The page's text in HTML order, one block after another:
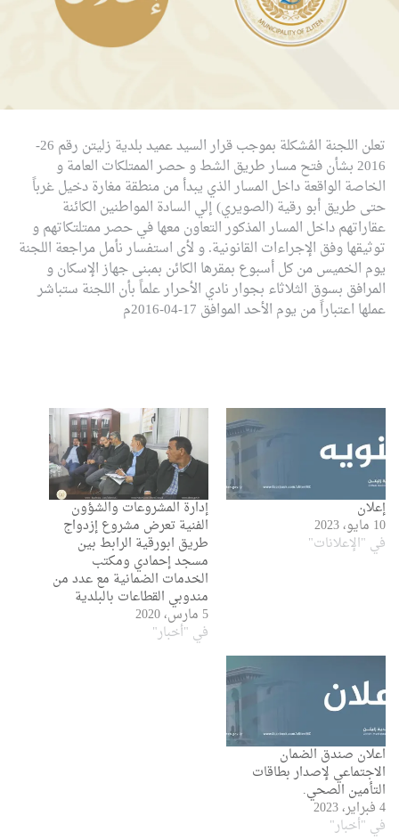
تعلن اللجنة المُشكلة بموجب قرار السيد عميد بلدية زليتن رقم 26-
2016 بشأن فتح مسار طريق الشط و حصر الممتلكات العامة و
الخاصة الواقعة داخل المسار الذي يبدأ من منطقة مغارة دخيل غرباً
حتى طريق أبو رقية (الصويري) إلي السادة المواطنين الكائنة
عقاراتهم داخل المسار المذكور التعاون معها في حصر ممتلتكاتهم و
توثيقها وفق الإجراءات القانونية.و لأى استفسار نأمل مراجعة اللجنة
يوم الخميس من كل أسبوع بمقرها الكائن بمبنى جهاز الإسكان و
المرافق بسوق الثلاثاء بجوار نادي الأحرار علماً بأن اللجنة ستباشر
عملها اعتباراً من يوم الأحد الموافق 17-04-2016م
إعلان
10 مايو، 2023
في "الإعلانات"
إدارة المشروعات والشؤون
الفنية تعرض مشروع إزدواج
طريق ابورقية الرابط بين
مسجد إحمادي ومكتب
الخدمات الضمانية مع عدد من
مندوبي القطاعات بالبلدية
5 مارس، 2020
في "أخبار"
اعلان صندق الضمان
الاجتماعي لإصدار بطاقات
التأمين الصحي.
4 فبراير، 2023
في "أخبار"